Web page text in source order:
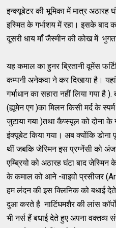
इन्क्यूबेटर की भूमिका में मात्र अठारह
इस्मित के गर्भाशय में रहा। इसके बाद
दूसरी धाय माँ जैस्मीन की कोख में
यह कमाल का हुनर ब्रितानी वूमेंस
कम्पनी अनेकवा ने कर दिखाया है।
गर्भाधान का सहारा नहीं लिया
(ह्यूमेन एग )का मिलन किसी मर्द के
जुटाया गया )तथा कैप्स्यूल को दोना के
इंक्यूबेट किया गया। अब क्योंकि डोना
थीं जबकि जेस्मिन इस प्रग्नेंसी को
एम्ब्रियो को अठारह घंटा बाद जेस्मिन
के कमाल को आने -वाइवो प्रसीजर
हम लंदन की इस क्लिनिक को बधाई
दुआ करते है नाटिंघमशैर की लांस
भी नर्स हैं बधाई देते हुए अपना वक्तव्य